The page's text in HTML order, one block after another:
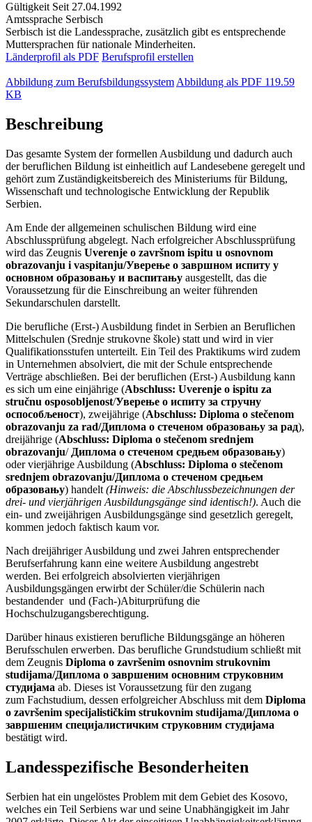
Gültigkeit Seit 27.04.1992
Amtssprache Serbisch
Serbisch ist die Landessprache, zusätzlich gibt es entsprechende
Muttersprachen für nationale Minderheiten.
Länderprofil als PDF Berufsprofil erstellen
Abbildung zum Berufsbildungssystem Abbildung als PDF 119.59
KB
Beschreibung
Das gesamte System der formellen Ausbildung und dadurch auch
der beruflichen Bildung ist einheitlich auf Landesebene geregelt und
gehört zum Zuständigkeitsbereich des Ministeriums für Bildung,
Wissenschaft und technologische Entwicklung der Republik
Serbien.
Am Ende der allgemeinen schulischen Bildung wird eine
Abschlussprüfung abgelegt. Nach erfolgreicher Abschlussprüfung
wird das Zeugnis Uverenje o završnom ispitu u osnovnom
obrazovanju i vaspitanju/Уверење о завршном испиту у
основном образовању и васпитању ausgestellt, das die
Voraussetzung für die Einschreibung an weiter führenden
Sekundarschulen darstellt.
Die berufliche (Erst-) Ausbildung findet in Serbien an Beruflichen
Mittelschulen (Srednje strukovne škole) statt und wird in vier
Qualifikationsstufen unterteilt. Ein Teil des Praktikums wird zudem
in Unternehmen absolviert, die mit der Schule entsprechende
Verträge abschließen. Bei der beruflichen (Erst-) Ausbildung kann
es sich um eine einjährige (Abschluss: Uverenje o ispitu za
stručnu osposobljenost/Уверење о испиту за стручну
оспособљеност), zweijährige (Abschluss: Diploma o stečenom
obrazovanju za rad/Диплома о стеченом образовању за рад),
dreijährige (Abschluss: Diploma o stečenom srednjem
obrazovanju/ Диплома о стеченом средњем образовању)
oder vierjährige Ausbildung (Abschluss: Diploma o stečenom
srednjem obrazovanju/Диплома о стеченом средњем
образовању) handelt (Hinweis: die Abschlussbezeichnungen der
drei- und vierjährigen Ausbildungsgänge sind identisch!). Auch die
ein- und zweijährigen Ausbildungsgänge sind gesetzlich geregelt,
kommen jedoch faktisch kaum vor.
Nach dreijähriger Ausbildung und zwei Jahren entsprechender
Berufserfahrung kann eine weitere Ausbildung angestrebt
werden. Bei erfolgreich absolvierten vierjährigen
Ausbildungsgängen erwirbt der Schüler/die Schülerin nach
bestandender und (Fach-)Abiturprüfung die
Hochschulzugangsberechtigung.
Darüber hinaus existieren berufliche Bildungsgänge an höheren
Berufsschulen erwerben. Das berufliche Grundstudium schließt mit
dem Zeugnis Diploma o završenim osnovnim strukovnim
studijama/Диплома о завршеним основним струковним
студијама ab. Dieses ist Voraussetzung für den zugang
zum Fachstudium, dessen erfolgreicher Abschluss mit dem Diploma
o završenim specijalističkim strukovnim studijama/Диплома о
завршеним специјалистичким струковним студијама
bestätigt wird.
Landesspezifische Besonderheiten
Serbien hat ein ungelöstes Problem mit dem Gebiet des Kosovo,
welches ein Teil Serbiens war und seine Unabhängigkeit im Jahr